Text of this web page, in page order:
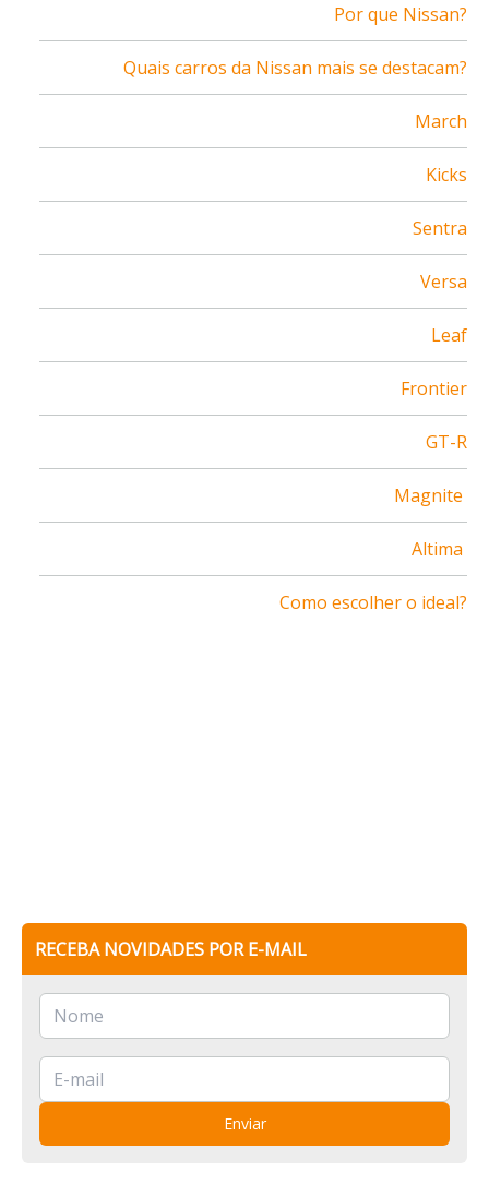
Por que Nissan?
Quais carros da Nissan mais se destacam?
March
Kicks
Sentra
Versa
Leaf
Frontier
GT-R
Magnite
Altima
Como escolher o ideal?
RECEBA NOVIDADES POR E-MAIL
Enviar